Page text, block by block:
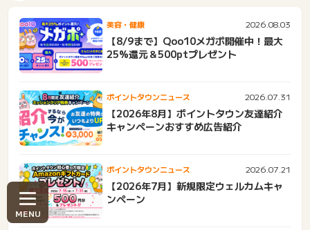
美容・健康 2026.08.03
【8/9まで】Qoo10メガポ開催中！最大
25%還元＆500ptプレゼント
ポイントタウンニュース 2026.07.31
【2026年8月】ポイントタウン友達紹介
キャンペーンおすすめ広告紹介
ポイントタウンニュース 2026.07.21
【2026年7月】新規限定ウェルカムキャ
ンペーン